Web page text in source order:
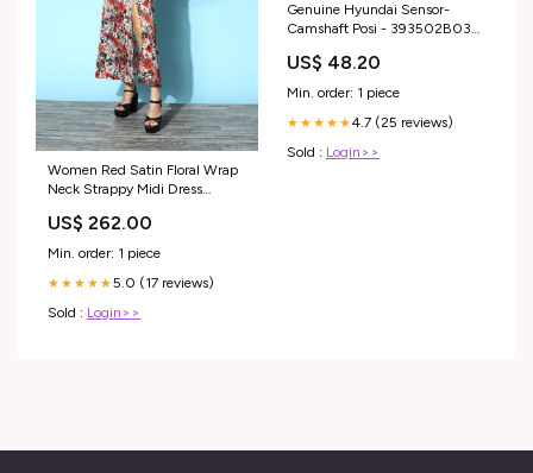
Women Red Satin Floral Wrap
Neck Strappy Midi Dress
US$ 262.00
Min. order: 1 piece
★★★★★5.0 (17 reviews)
Sold : Login>>
Genuine Hyundai Sensor-
Camshaft Posi - 393502B030
Inlet - 4858452
US$ 48.20
Min. order: 1 piece
★★★★★4.7 (25 reviews)
Sold : Login>>